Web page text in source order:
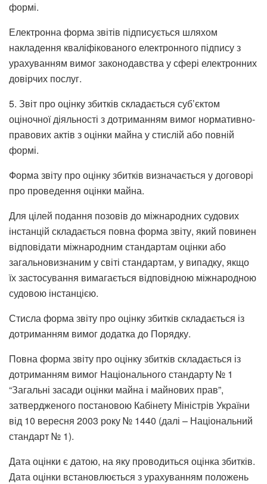
формі.
Електронна форма звітів підписується шляхом
накладення кваліфікованого електронного підпису з
урахуванням вимог законодавства у сфері електронних
довірчих послуг.
5. Звіт про оцінку збитків складається суб’єктом
оціночної діяльності з дотриманням вимог нормативно-
правових актів з оцінки майна у стислій або повній
формі.
Форма звіту про оцінку збитків визначається у договорі
про проведення оцінки майна.
Для цілей подання позовів до міжнародних судових
інстанцій складається повна форма звіту, який повинен
відповідати міжнародним стандартам оцінки або
загальновизнаним у світі стандартам, у випадку, якщо
їх застосування вимагається відповідною міжнародною
судовою інстанцією.
Стисла форма звіту про оцінку збитків складається із
дотриманням вимог додатка до Порядку.
Повна форма звіту про оцінку збитків складається із
дотриманням вимог Національного стандарту № 1
“Загальні засади оцінки майна і майнових прав”,
затвердженого постановою Кабінету Міністрів України
від 10 вересня 2003 року № 1440 (далі – Національний
стандарт № 1).
Дата оцінки є датою, на яку проводиться оцінка збитків.
Дата оцінки встановлюється з урахуванням положень